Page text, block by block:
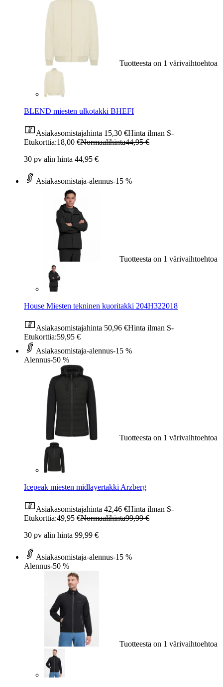
Tuotteesta on 1 värivaihtoehtoa
BLEND miesten ulkotakki BHEFI
Asiakasomistajahinta 15,30 €Hinta ilman S-
Etukorttia:18,00 €Normaalihinta44,95 €
30 pv alin hinta 44,95 €
Asiakasomistaja-alennus-15 %
Tuotteesta on 1 värivaihtoehtoa
House Miesten tekninen kuoritakki 204H322018
Asiakasomistajahinta 50,96 €Hinta ilman S-
Etukorttia:59,95 €
Asiakasomistaja-alennus-15 %
Alennus-50 %
Tuotteesta on 1 värivaihtoehtoa
Icepeak miesten midlayertakki Arzberg
Asiakasomistajahinta 42,46 €Hinta ilman S-
Etukorttia:49,95 €Normaalihinta99,99 €
30 pv alin hinta 99,99 €
Asiakasomistaja-alennus-15 %
Alennus-50 %
Tuotteesta on 1 värivaihtoehtoa